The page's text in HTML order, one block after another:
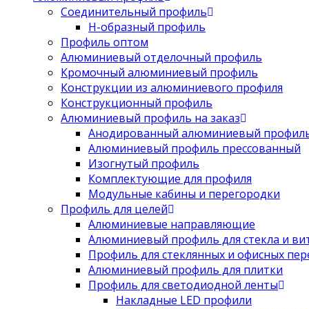
Соединительный профиль
Н-образный профиль
Профиль оптом
Алюминиевый отделочный профиль
Кромочный алюминиевый профиль
Конструкции из алюминиевого профиля
Конструкционный профиль
Алюминиевый профиль на заказ
Анодированный алюминиевый
Алюминиевый профиль прессованный
Изогнутый профиль
Комплектующие для профиля
Модульные кабины и перегородки
Профиль для целей
Алюминиевые направляющие
Алюминиевый профиль для стекла и
Профиль для стеклянных и офисных
Алюминиевый профиль для плитки
Профиль для светодиодной ленты
Накладные LED профили